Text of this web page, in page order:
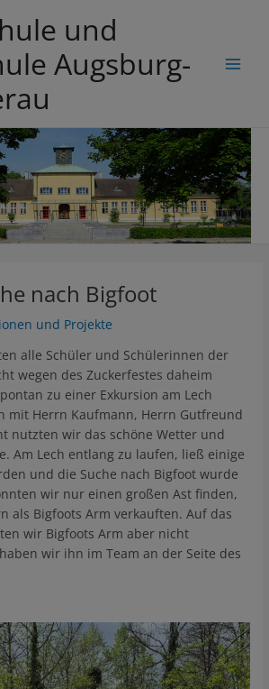
und
Augsburg-
nach Bigfoot
und Projekte
alle Schüler und Schülerinnen der
wegen des Zuckerfestes daheim
zu einer Exkursion am Lech
mit Herrn Kaufmann, Herrn Gutfreund
nutzten wir das schöne Wetter und
Am Lech entlang zu laufen, ließ einige
und die Suche nach Bigfoot wurde
wir nur einen großen Ast finden,
als Bigfoots Arm verkauften. Auf das
wir Bigfoots Arm aber nicht
wir ihn im Team an der Seite des